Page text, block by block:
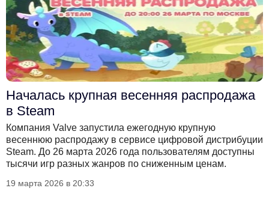
Началась крупная весенняя распродажа
в Steam
Компания Valve запустила ежегодную крупную
весеннюю распродажу в сервисе цифровой дистрибуции
Steam. До 26 марта 2026 года пользователям доступны
тысячи игр разных жанров по сниженным ценам.
19 марта 2026 в 20:33